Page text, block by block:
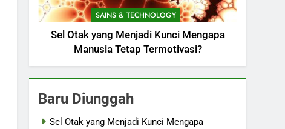
SAINS & TECHNOLOGY
Sel Otak yang Menjadi Kunci Mengapa
Manusia Tetap Termotivasi?
Baru Diunggah
Sel Otak yang Menjadi Kunci Mengapa